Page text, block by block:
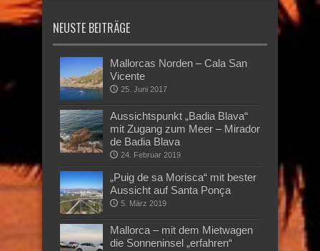
NEUSTE BEITRÄGE
Mallorcas Norden – Cala San
Vicente
25. Juni 2017
Aussichtspunkt „Badia Blava“
mit Zugang zum Meer – Mirador
de Badia Blava
24. Februar 2019
„Puig de sa Morisca“ mit bester
Aussicht auf Santa Ponça
5. März 2019
Mallorca – mit dem Mietwagen
die Sonneninsel „erfahren“